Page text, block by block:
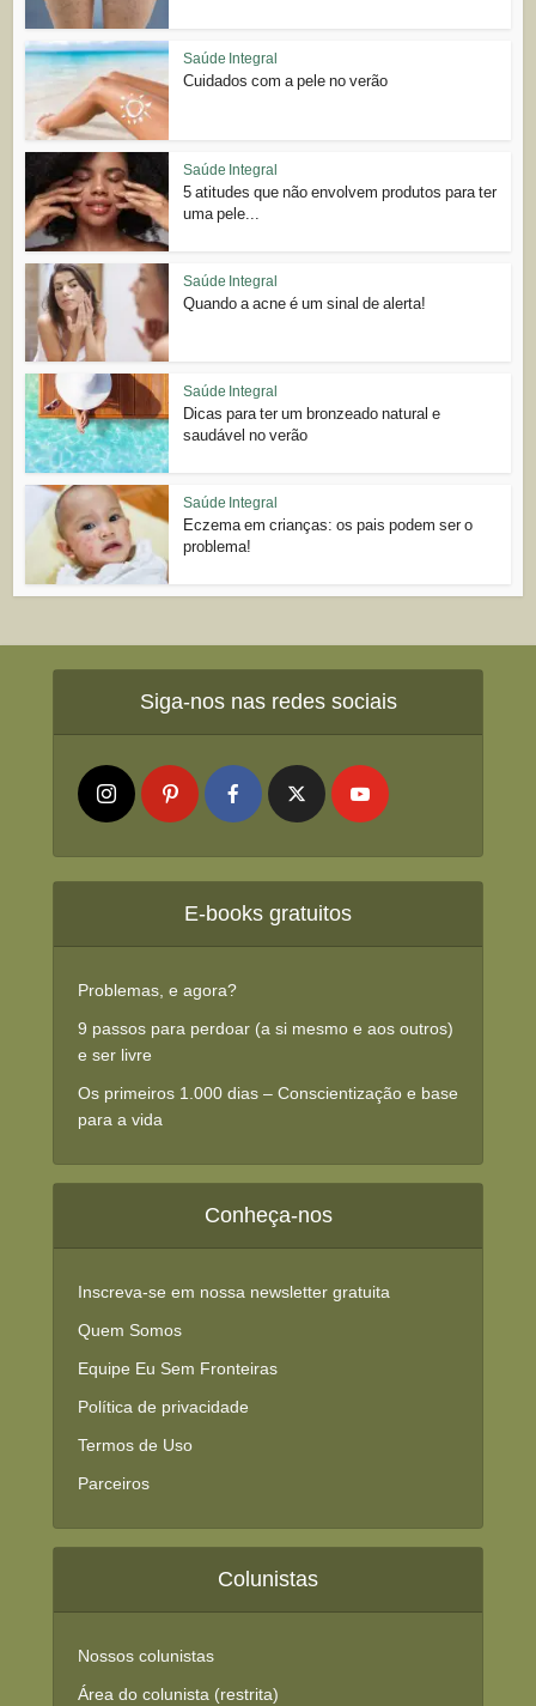
Saúde Integral
Cuidados com a pele no verão
Saúde Integral
5 atitudes que não envolvem produtos para ter
uma pele...
Saúde Integral
Quando a acne é um sinal de alerta!
Saúde Integral
Dicas para ter um bronzeado natural e
saudável no verão
Saúde Integral
Eczema em crianças: os pais podem ser o
problema!
Siga-nos nas redes sociais
E-books gratuitos
Problemas, e agora?
9 passos para perdoar (a si mesmo e aos outros)
e ser livre
Os primeiros 1.000 dias – Conscientização e base
para a vida
Conheça-nos
Inscreva-se em nossa newsletter gratuita
Quem Somos
Equipe Eu Sem Fronteiras
Política de privacidade
Termos de Uso
Parceiros
Colunistas
Nossos colunistas
Área do colunista (restrita)